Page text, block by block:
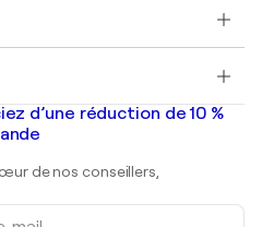
original
d’une réduction de 10 %
de nos conseillers,